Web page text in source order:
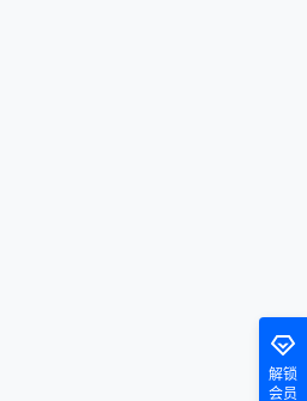
解锁
会员